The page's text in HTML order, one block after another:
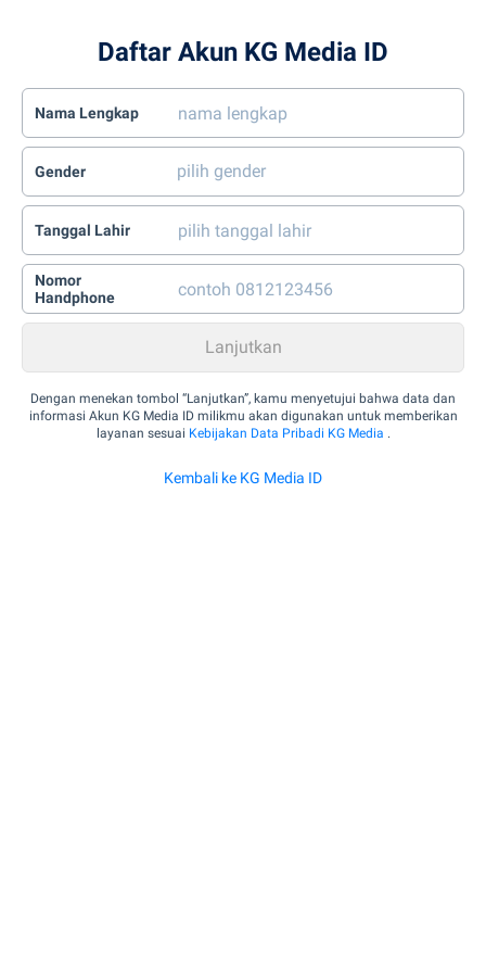
Daftar Akun KG Media ID
Nama Lengkap
Gender
Tanggal Lahir
Nomor
Handphone
Dengan menekan tombol “Lanjutkan”, kamu menyetujui bahwa data dan
informasi Akun KG Media ID milikmu akan digunakan untuk memberikan
layanan sesuai Kebijakan Data Pribadi KG Media .
Kembali ke KG Media ID